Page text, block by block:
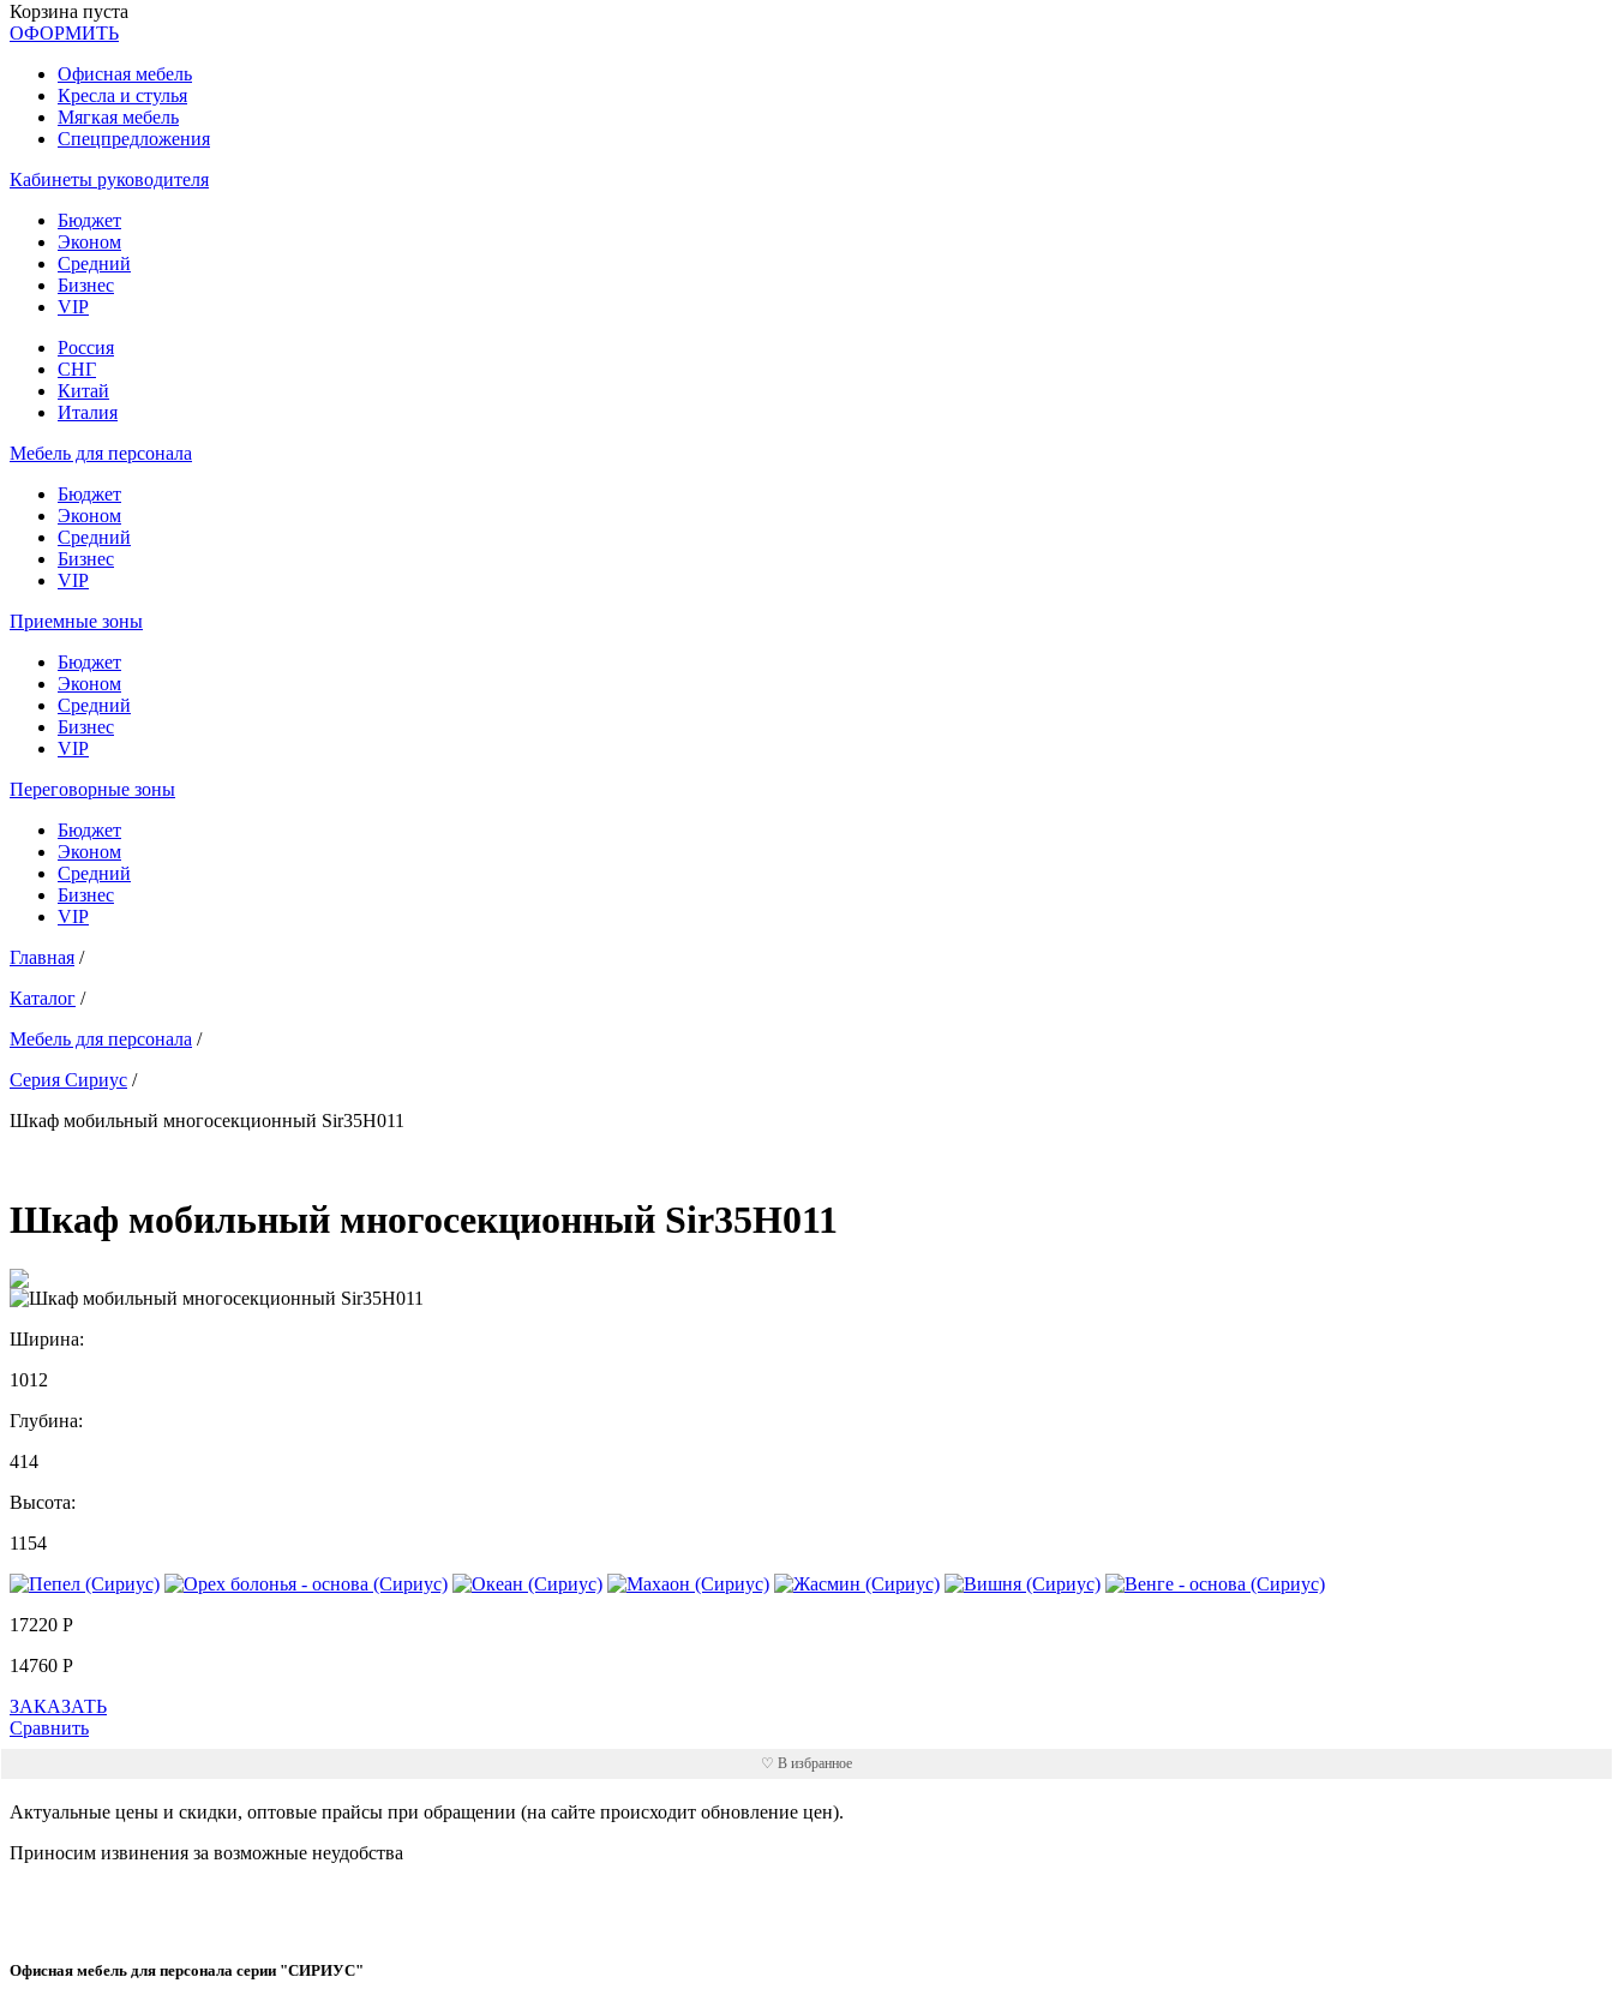
Корзина пуста
ОФОРМИТЬ
Офиcная мебель
Кресла и стулья
Мягкая мебель
Спецпредложения
Кабинеты руководителя
Бюджет
Эконом
Средний
Бизнес
VIP
Россия
СНГ
Китай
Италия
Мебель для персонала
Бюджет
Эконом
Средний
Бизнес
VIP
Приемные зоны
Бюджет
Эконом
Средний
Бизнес
VIP
Переговорные зоны
Бюджет
Эконом
Средний
Бизнес
VIP
Главная /
Каталог /
Мебель для персонала /
Серия Сириус /
Шкаф мобильный многосекционный Sir35Н011
Шкаф мобильный многосекционный Sir35Н011
Ширина:
1012
Глубина:
414
Высота:
1154
17220 Р
14760 Р
ЗАКАЗАТЬ
Сравнить
♡ В избранное
Актуальные цены и скидки, оптовые прайсы при обращении (на сайте происходит обновление цен).
Приносим извинения за возможные неудобства
Офисная мебель для персонала серии "СИРИУС"